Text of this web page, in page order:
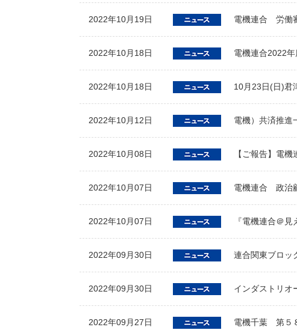
2022年10月19日 電機連合 労働
2022年10月18日 電機連合2022
2022年10月18日 10月23日(日)君
2022年10月12日 電機）共済推進
2022年10月08日 【ご報告】電
2022年10月07日 電機連合 政治
2022年10月07日 『電機連合＠
2022年09月30日 連合関東ブロッ
2022年09月30日 インダストリオ
2022年09月27日 電機千葉 第５